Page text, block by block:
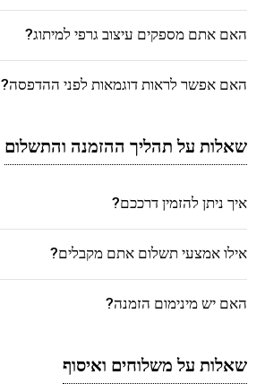
האם אתם מספקים עיצוב גרפי למיתוג?
האם אפשר לראות דוגמאות לפני ההדפסה?
שאלות על תהליך ההזמנה והתשלום
איך ניתן להזמין דרככם?
אילו אמצעי תשלום אתם מקבלים?
האם יש מינימום הזמנה?
שאלות על משלוחים ואיסוף